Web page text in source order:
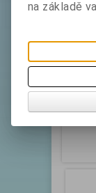
1206020
dvěma
na základě